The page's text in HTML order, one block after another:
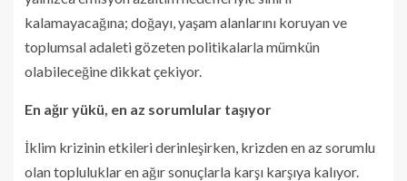
kalamayacağına; doğayı, yaşam alanlarını koruyan ve
toplumsal adaleti gözeten politikalarla mümkün
olabileceğine dikkat çekiyor.
En ağır yükü, en az sorumlular taşıyor
İklim krizinin etkileri derinleşirken, krizden en az sorumlu
olan topluluklar en ağır sonuçlarla karşı karşıya kalıyor.